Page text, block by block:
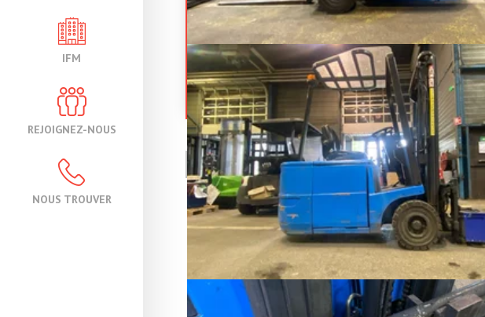
IFM
REJOIGNEZ-NOUS
NOUS TROUVER
Chariot élévateur frontal 3 roues
STILLR50/15
Référence 19843
Électrique
3 500 €
PAGE 1 / 1